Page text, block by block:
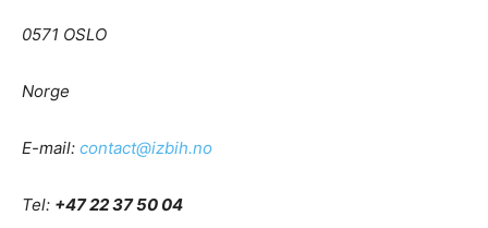
0571 OSLO
Norge
E-mail: contact@izbih.no
Tel: +47 22 37 50 04